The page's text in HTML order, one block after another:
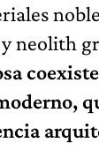
neolith